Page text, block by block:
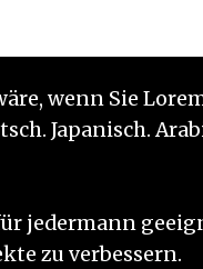
wenn Sie
Japanisch.
jedermann
zu verbessern.